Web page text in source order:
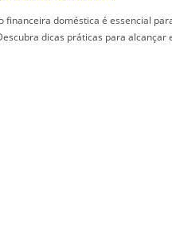
financeira doméstica é essencial
dicas práticas para alcançar